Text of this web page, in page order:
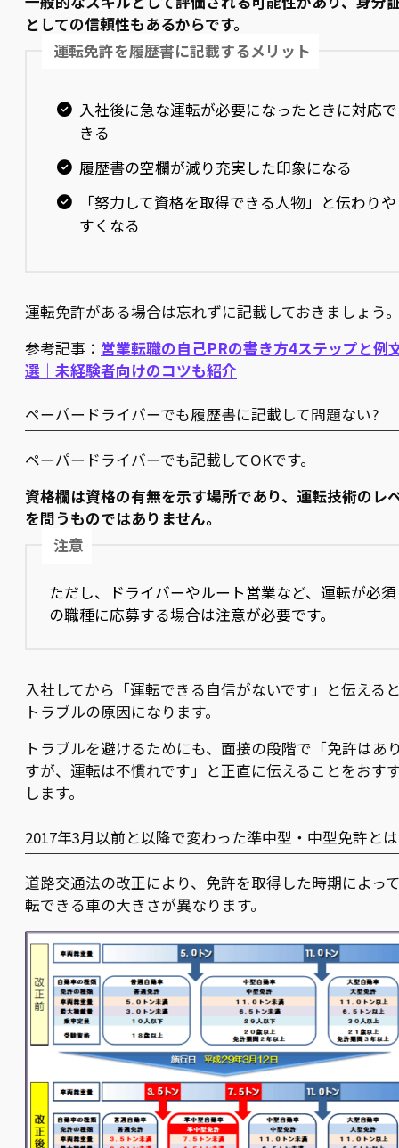
としての信頼性もあるからです。
運転免許を履歴書に記載するメリット
入社後に急な運転が必要になったときに対応で
きる
履歴書の空欄が減り充実した印象になる
「努力して資格を取得できる人物」と伝わりや
すくなる
運転免許がある場合は忘れずに記載しておきましょう
参考記事： 営業転職の自己PRの書き方4ステップと例
選｜未経験者向けのコツも紹介
ペーパードライバーでも履歴書に記載して問題ない?
ペーパードライバーでも記載してOKです。
資格欄は資格の有無を示す場所であり、運転技術のレ
を問うものではありません。
注意
ただし、ドライバーやルート営業など、運転が必須
の職種に応募する場合は注意が必要です。
入社してから「運転できる自信がないです」と伝える
トラブルの原因になります。
トラブルを避けるためにも、面接の段階で「免許はあ
すが、運転は不慣れです」と正直に伝えることをおす
します。
2017年3月以前と以降で変わった準中型・中型免許と
道路交通法の改正により、免許を取得した時期によっ
転できる車の大きさが異なります。